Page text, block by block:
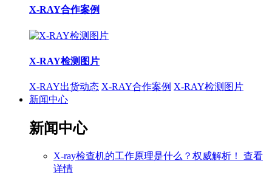
X-RAY合作案例
X-RAY检测图片
X-RAY出货动态 X-RAY合作案例 X-RAY检测图片
新闻中心
新闻中心
X-ray检查机的工作原理是什么？权威解析！ 查看
详情